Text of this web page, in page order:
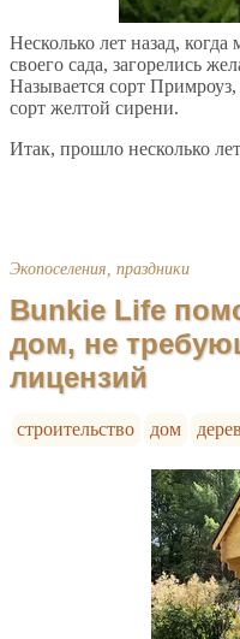
Несколько лет назад,
своего сада, загорелись
Называется сорт
сорт желтой сирени.
Итак, прошло несколько
Экопоселения, праздники
Bunkie Life
дом, не
лицензий
строительство дом